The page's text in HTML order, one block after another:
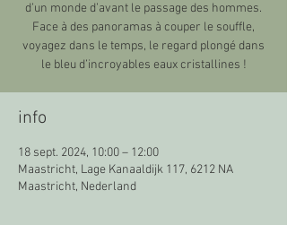
d’un monde d’avant le passage des hommes.
Face à des panoramas à couper le souffle,
voyagez dans le temps, le regard plongé dans
le bleu d’incroyables eaux cristallines !
info
18 sept. 2024, 10:00 – 12:00
Maastricht, Lage Kanaaldijk 117, 6212 NA
Maastricht, Nederland